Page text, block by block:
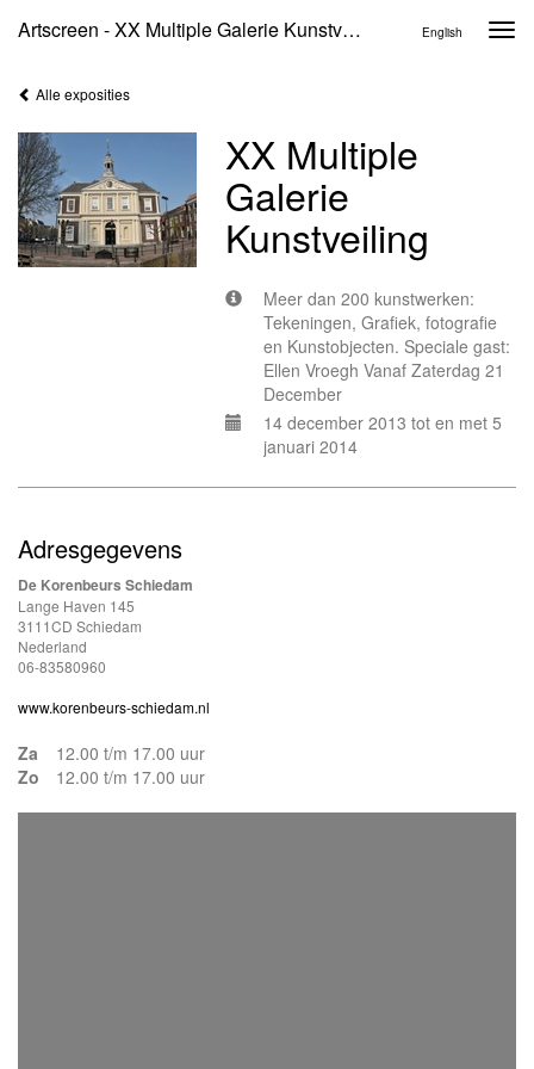
Artscreen - XX Multiple Galerie Kunstveiling English
Alle exposities
XX Multiple
Galerie
Kunstveiling
Meer dan 200 kunstwerken:
Tekeningen, Grafiek, fotografie
en Kunstobjecten. Speciale gast:
Ellen Vroegh Vanaf Zaterdag 21
December
14 december 2013 tot en met 5
januari 2014
Adresgegevens
De Korenbeurs Schiedam
Lange Haven 145
3111CD Schiedam
Nederland
06-83580960
www.korenbeurs-schiedam.nl
Za
12.00 t/m 17.00 uur
Zo
12.00 t/m 17.00 uur